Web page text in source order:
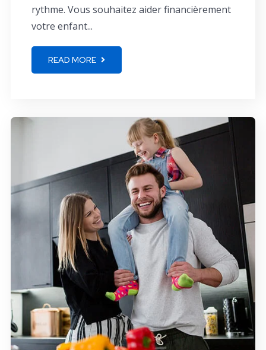
rythme. Vous souhaitez aider financièrement
votre enfant...
READ MORE